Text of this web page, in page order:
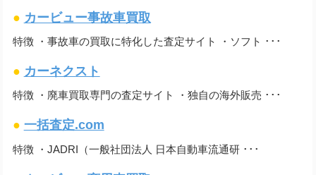
● カービュー事故車買取
特徴 ・事故車の買取に特化した査定サイト ・ソフト ･･･
● カーネクスト
特徴 ・廃車買取専門の査定サイト ・独自の海外販売 ･･･
● 一括査定.com
特徴 ・JADRI（一般社団法人 日本自動車流通研 ･･･